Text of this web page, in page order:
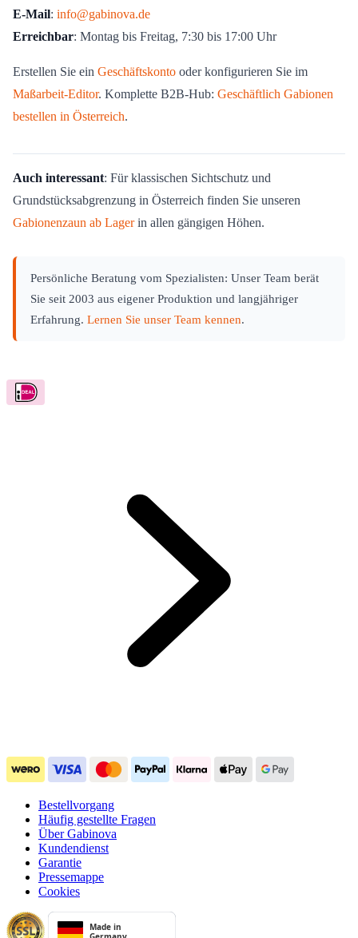
E-Mail: info@gabinova.de
Erreichbar: Montag bis Freitag, 7:30 bis 17:00 Uhr
Erstellen Sie ein Geschäftskonto oder konfigurieren Sie im
Maßarbeit-Editor. Komplette B2B-Hub: Geschäftlich Gabionen
bestellen in Österreich.
Auch interessant: Für klassischen Sichtschutz und
Grundstücksabgrenzung in Österreich finden Sie unseren
Gabionenzaun ab Lagerin allen gängigen Höhen.
Persönliche Beratung vom Spezialisten: Unser Team berät
Sie seit 2003 aus eigener Produktion und langjähriger
Erfahrung. Lernen Sie unser Team kennen.
Bestellvorgang
Häufig gestellte Fragen
Über Gabinova
Kundendienst
Garantie
Pressemappe
Cookies